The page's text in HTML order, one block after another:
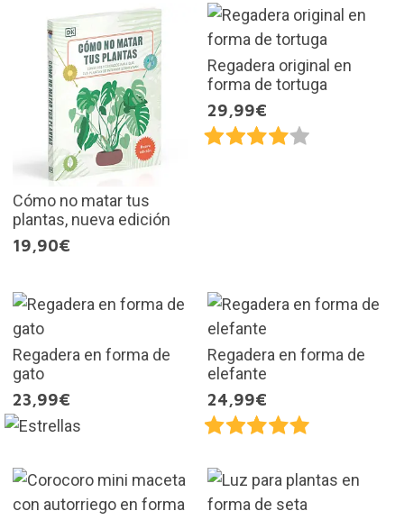
Cómo no matar tus
plantas, nueva edición
19,90€
Regadera original en
forma de tortuga
29,99€
Regadera en forma de
gato
23,99€
Regadera en forma de
elefante
24,99€